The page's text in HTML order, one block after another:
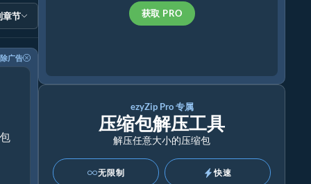
章节
广告
获取 PRO
ezyZip Pro 专属
压缩包解压工具
解压任意大小的压缩包
无限制 快速